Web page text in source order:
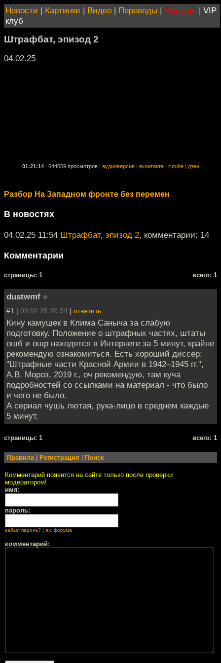
Новости | Картинки | Видео | Переводы | Магазин | VIP
клуб
Штрафбат, эпизод 2
04.02.25
01:21:14 644059 просмотров аудиоверсия вконтакте rutube дзен
Разбор На Западном фронте без перемен
В новостях
04.02.25 11:54 Штрафбат, эпизод 2, комментарии: 14
Комментарии
cтраницы: 1 всего: 1
dustwmf »
#1 | 09.02.25 20:34 | ответить
Кину камушек в Клима Саныча за слабую
подготовку. Положение о штрафных частях, штаты
ошб и ошр находятся в Интернете за 5 минут, крайне
рекомендую ознакомиться. Есть хороший диссер:
"Штрафные части Красной Армии в 1942–1945 гг.",
А.В. Мороз, 2019 г., оч рекомендую, там куча
подробностей со ссылками на материал - что было
и чего не было.
А сериал чушь лютая, рука-лицо в среднем каждые
5 минут.
cтраницы: 1 всего: 1
Правила| Регистрация Поиск
Комментарий появится на сайте только после проверки
модератором!
имя:
пароль:
забыл пароль? я с форума
комментарий: